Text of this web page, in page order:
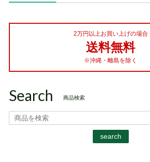
2万円以上お買い上げの場合
送料無料
※沖縄・離島を除く
Search 商品検索
search